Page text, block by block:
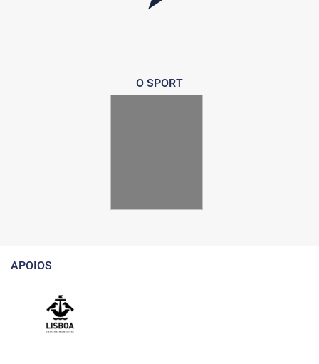
O SPORT
APOIOS